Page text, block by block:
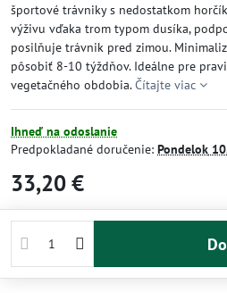
športové trávniky s nedostatkom
výživu vďaka trom typom dusíka,
posilňuje trávnik pred zimou.
pôsobiť 8-10 týždňov. Ideálne pre
vegetačného obdobia.Čítajte viac
Ihneď na odoslanie
Predpokladané doručenie: Pondelok
33,20 €